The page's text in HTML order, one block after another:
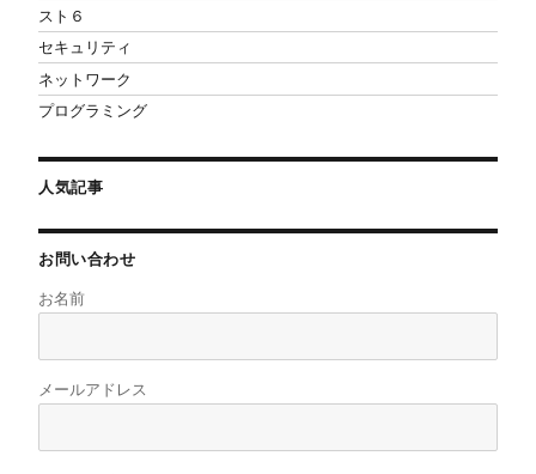
スト６
セキュリティ
ネットワーク
プログラミング
人気記事
お問い合わせ
お名前
メールアドレス